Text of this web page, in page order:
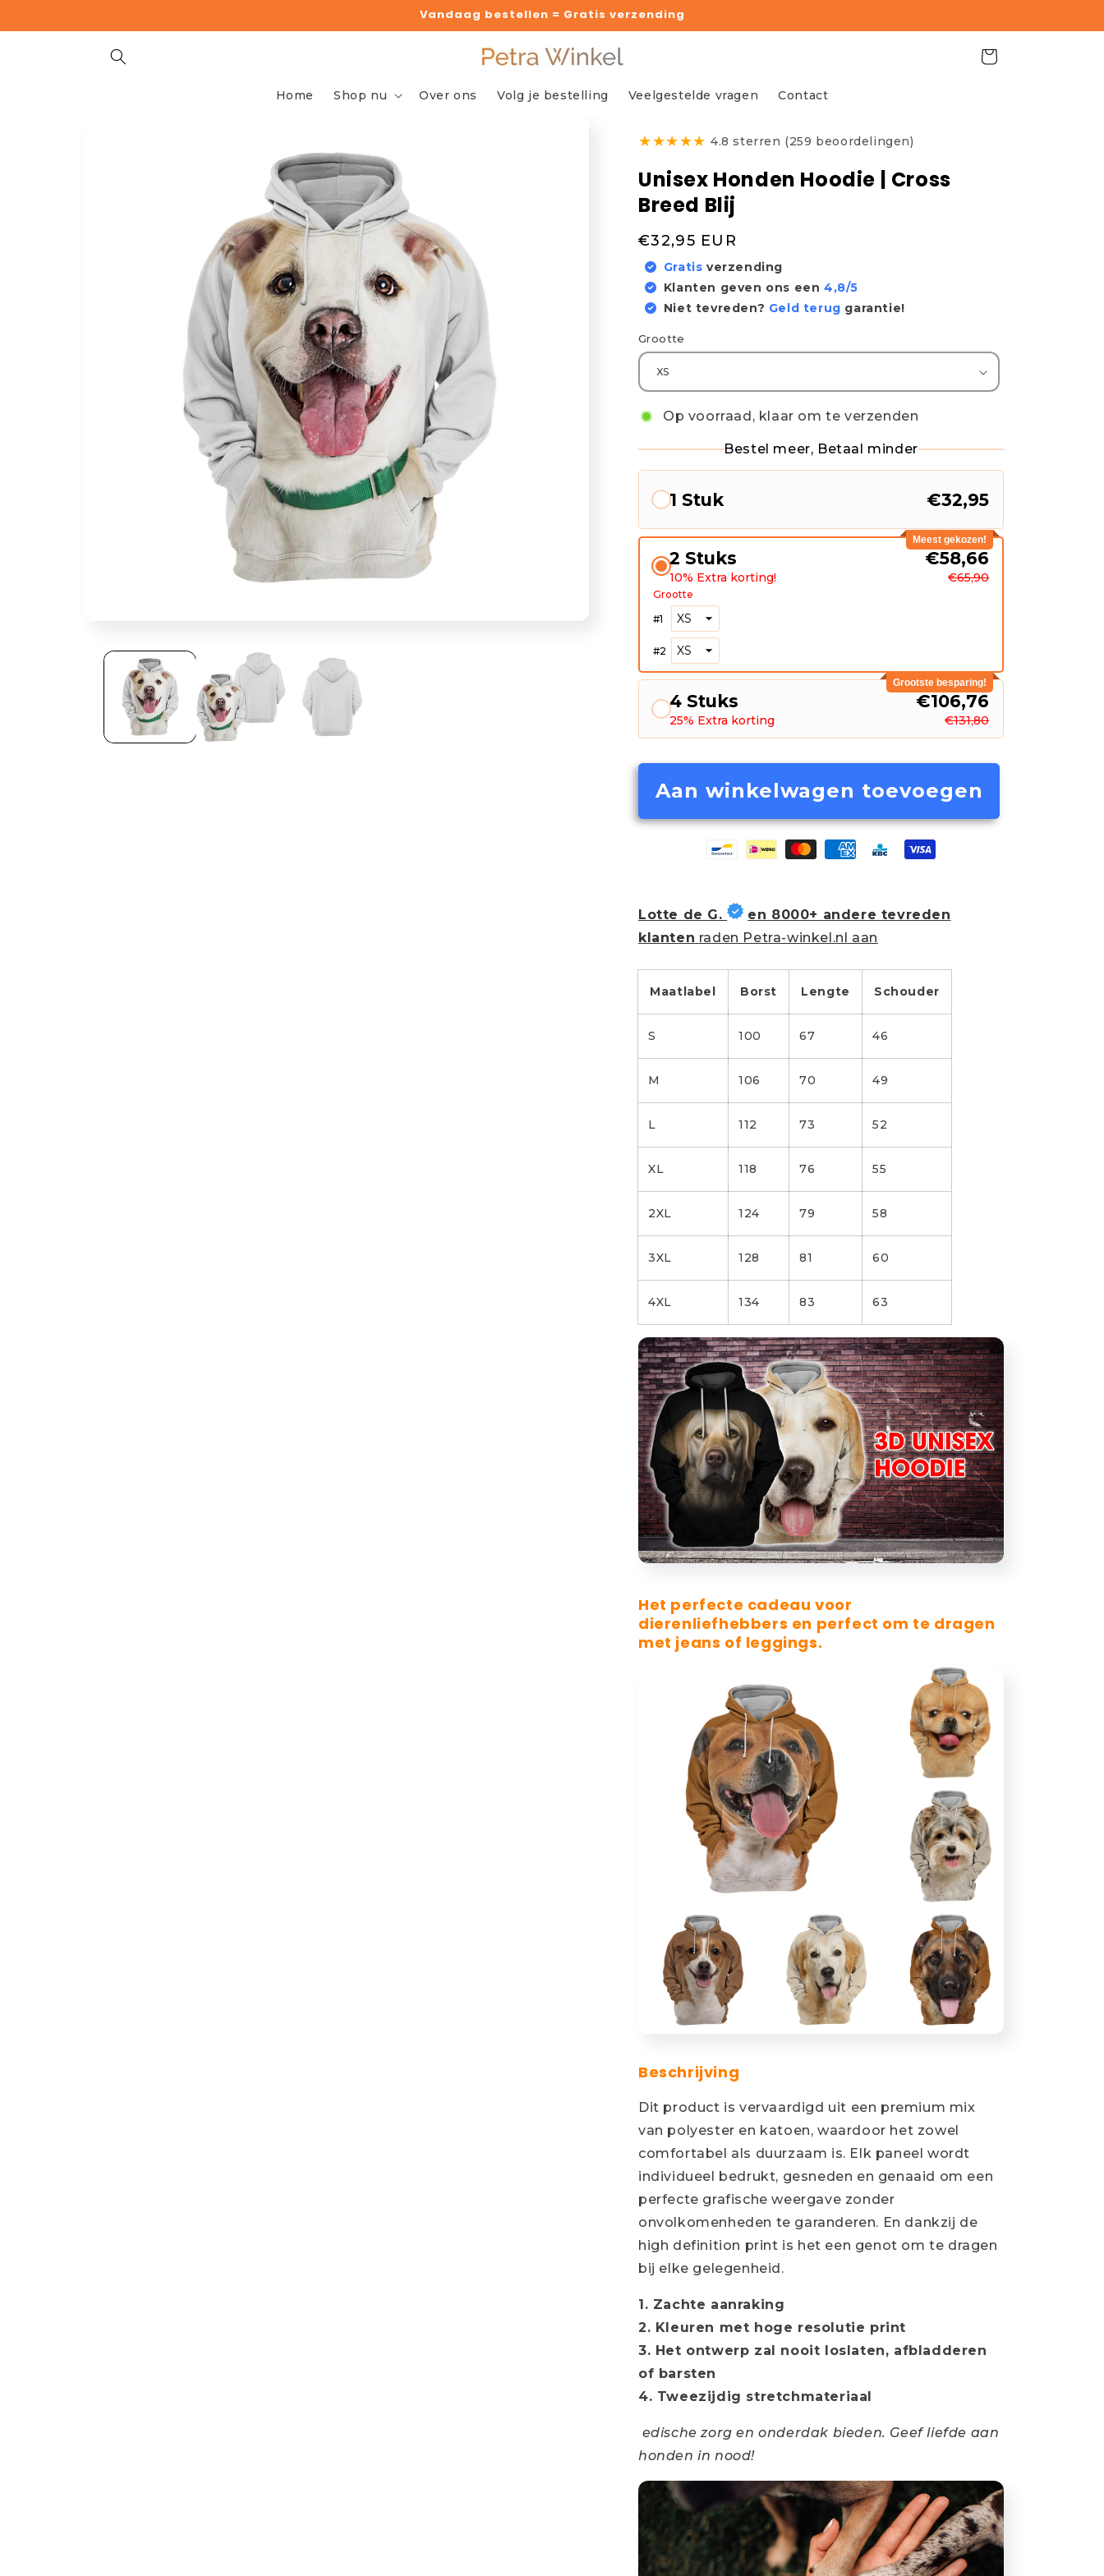
content
Vandaag bestellen = Gratis verzending
Home Shop nu Over ons Volg je bestelling Veelgestelde vragen Contact
Winkelwagen
★★★★★ 4.8 sterren (259 beoordelingen)
Unisex Honden Hoodie | Cross
Breed Blij
Normale
prijs
€32,95 EUR
Gratis verzending
Klanten geven ons een 4,8/5
Niet tevreden? Geld terug garantie!
Grootte
Op voorraad, klaar om te verzenden
Bestel meer, Betaal minder
1 Stuk €32,95
Meest gekozen!
2 Stuks
10% Extra korting!
€58,66
€65,90
Grootte
#1
#2
Grootste besparing!
4 Stuks
25% Extra korting
€106,76
€131,80
Aan winkelwagen toevoegen
Lotte de G.
en 8000+ andere tevreden
klanten raden Petra-winkel.nl aan
Maatlabel Borst Lengte Schouder
S 100 67 46
M 106 70 49
L 112 73 52
XL 118 76 55
2XL 124 79 58
3XL 128 81 60
4XL 134 83 63
Het perfecte cadeau voor
dierenliefhebbers en perfect om te dragen
met jeans of leggings.
Beschrijving
Dit product is vervaardigd uit een premium mix
van polyester en katoen, waardoor het zowel
comfortabel als duurzaam is. Elk paneel wordt
individueel bedrukt, gesneden en genaaid om een
perfecte grafische weergave zonder
onvolkomenheden te garanderen. En dankzij de
high definition print is het een genot om te dragen
bij elke gelegenheid.
1. Zachte aanraking
2. Kleuren met hoge resolutie print
3. Het ontwerp zal nooit loslaten, afbladderen
of barsten
4. Tweezijdig stretchmateriaal
edische zorg en onderdak bieden. Geef liefde aan
honden in nood!